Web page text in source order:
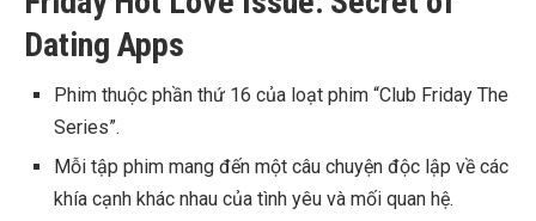
Dating Apps
Phim thuộc phần thứ 16 của loạt phim “Club Friday The
Series”.
Mỗi tập phim mang đến một câu chuyện độc lập về các
khía cạnh khác nhau của tình yêu và mối quan hệ.